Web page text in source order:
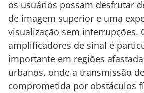
os usuários possam desfrutar
de imagem superior e uma
visualização sem interrupções.
amplificadores de sinal é
importante em regiões
urbanos, onde a transmissão
comprometida por obstáculos